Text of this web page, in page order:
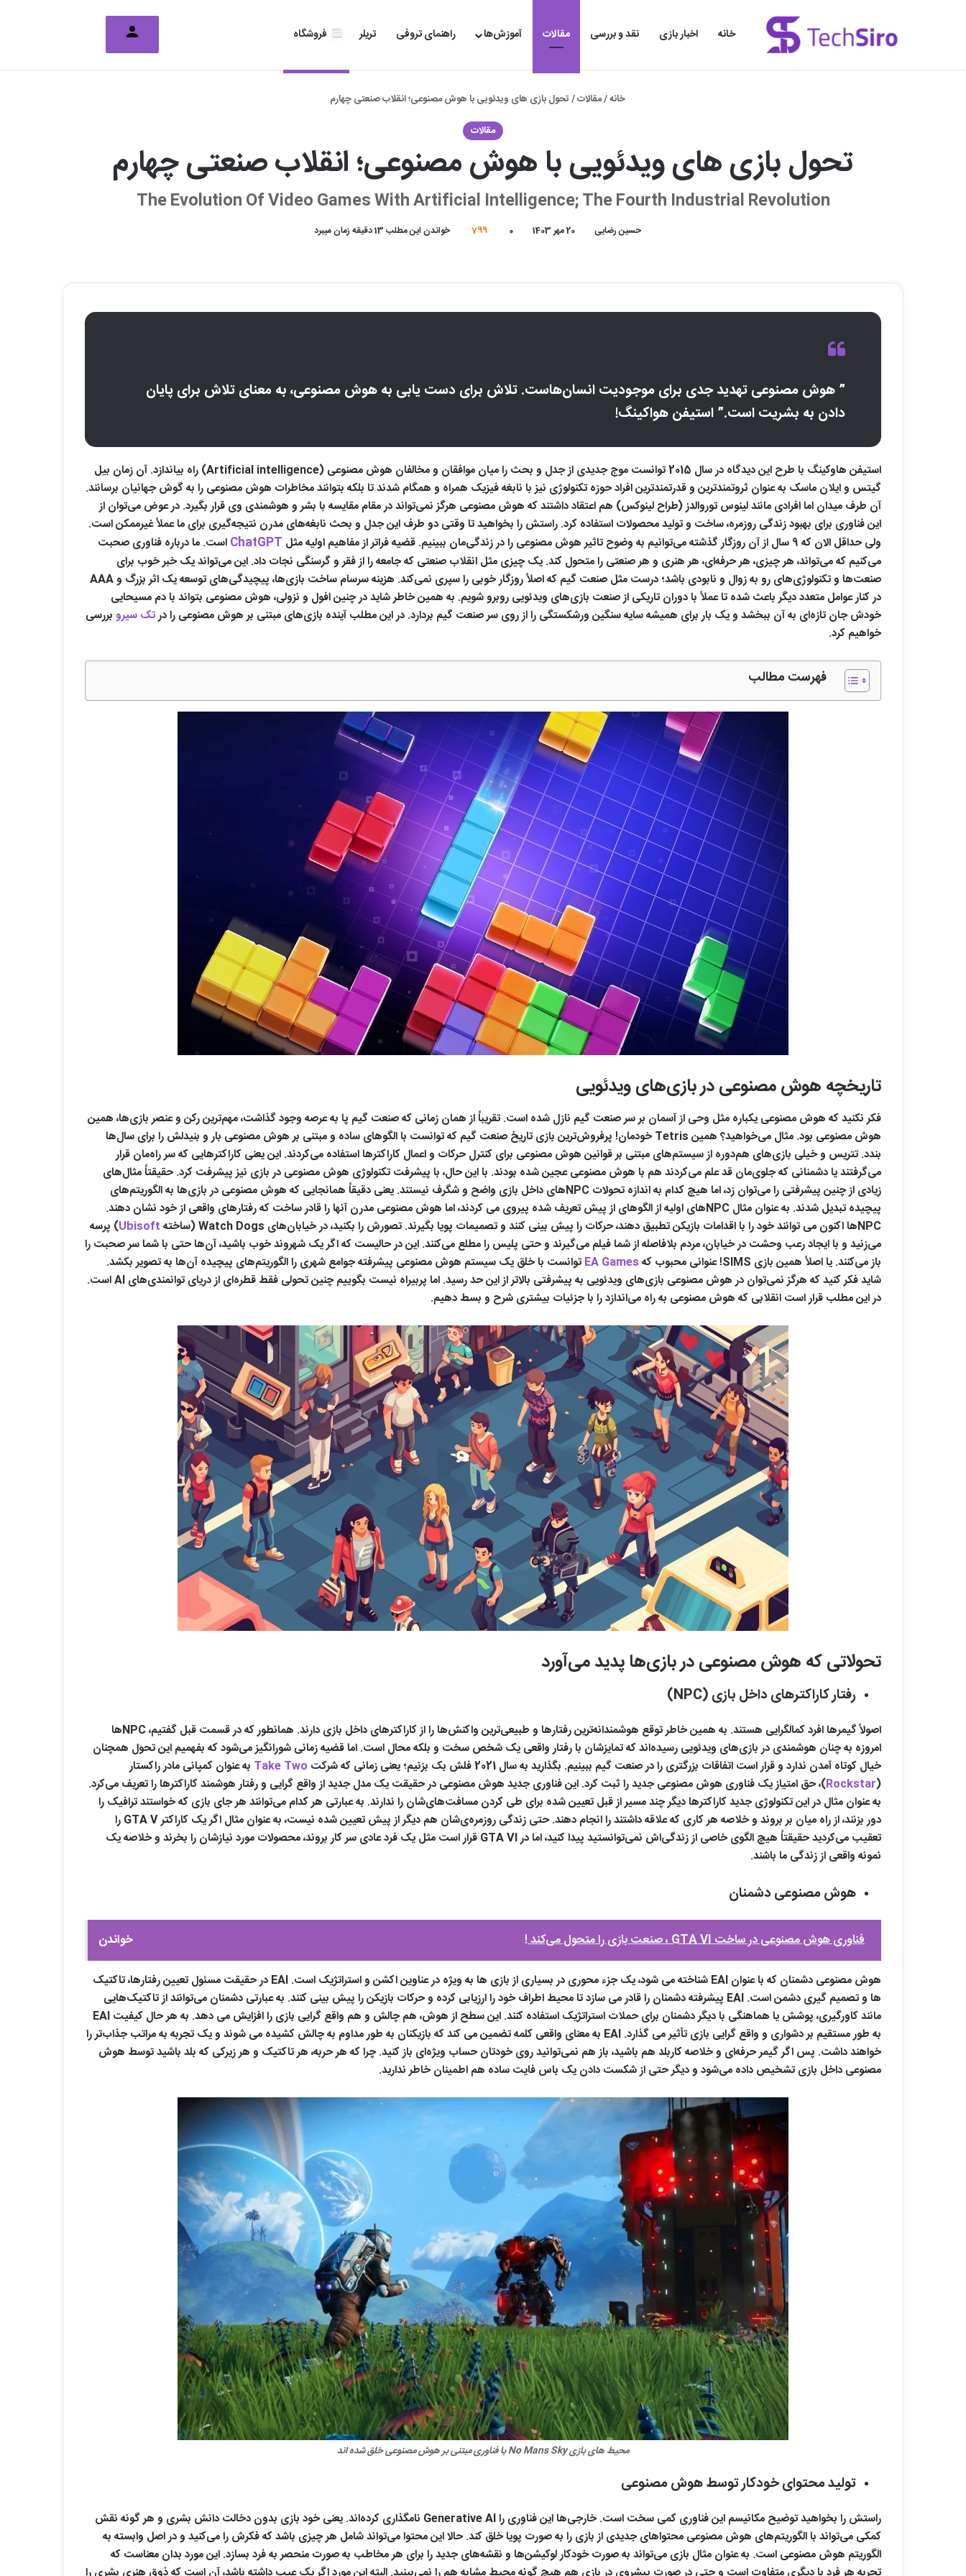
خانه اخبار بازی نقد و بررسی مقالات آموزش‌ها راهنمای تروفی تریلر فروشگاه
خانه/مقالات/تحول بازی های ویدئویی با هوش مصنوعی؛ انقلاب صنعتی چهارم
مقالات
تحول بازی های ویدئویی با هوش مصنوعی؛ انقلاب صنعتی چهارم
The Evolution Of Video Games With Artificial Intelligence; The Fourth Industrial Revolution
حسین رضایی 20 مهر 1403 0
799 خواندن این مطلب 13 دقیقه زمان میبرد
” هوش مصنوعی تهدید جدی برای موجودیت انسان‌هاست. تلاش برای دست یابی به هوش‌ مصنوعی، به معنای تلاش برای پایان
دادن به بشریت است.” استیفن هواکینگ!
استیفن هاوکینگ با طرح این دیدگاه در سال 2015 توانست موج جدیدی از جدل و بحث را میان موافقان و مخالفان هوش مصنوعی (Artificial intelligence) راه بیاندازد. آن زمان بیل
گیتس و ایلان ماسک به عنوان ثروتمندترین و قدرتمندترین افراد حوزه تکنولوژی نیز با نابغه فیزیک همراه و همگام شدند تا بلکه بتوانند مخاطرات هوش مصنوعی را به گوش جهانیان برسانند.
آن طرف میدان اما افرادی مانند لینوس توروالدز (طراح لینوکس) هم اعتقاد داشتند که هوش مصنوعی هرگز نمی‌تواند در مقام مقایسه با بشر و هوشمندی وی قرار بگیرد. در عوض می‌توان از
این فناوری برای بهبود زندگی روزمره، ساخت و تولید محصولات استفاده کرد. راستش را بخواهید تا وقتی دو طرف این جدل و بحث نابغه‌های مدرن نتیجه‌گیری برای ما عملاً غیرممکن است.
ولی حداقل الان که 9 سال از آن روزگار گذشته می‌توانیم به وضوح تاثیر هوش مصنوعی را در زندگی‌مان ببینیم. قضیه فراتر از مفاهیم اولیه مثل
ChatGPT است. ما درباره فناوری صحبت
می‌کنیم که می‌تواند، هر چیزی، هر حرفه‌ای، هر هنری و هر صنعتی را متحول کند. یک چیزی مثل انقلاب صنعتی که جامعه را از فقر و گرسنگی نجات داد. این می‌تواند یک خبر خوب برای
صنعت‌ها و تکنولوژی‌های رو به زوال و نابودی باشد؛ درست مثل صنعت گیم که اصلاً روزگار خوبی را سپری نمی‌کند. هزینه سرسام ساخت بازی‌ها، پیچیدگی‌های توسعه یک اثر بزرگ و AAA
در کنار عوامل متعدد دیگر باعث شده تا عملاً با دوران تاریکی از صنعت بازی‌های ویدئویی روبرو شویم. به همین خاطر شاید در چنین افول و نزولی، هوش مصنوعی بتواند با دم مسیحایی
خودش جان تازه‌ای به آن ببخشد و یک بار برای همیشه سایه سنگین ورشکستگی را از روی سر صنعت گیم بردارد. در این مطلب آینده بازی‌های مبتنی بر هوش مصنوعی را درتک سیرو بررسی
خواهیم کرد.
فهرست مطالب
تاریخچه هوش مصنوعی در بازی‌های ویدئویی
فکر نکنید که هوش مصنوعی یکباره مثل وحی از آسمان بر سر صنعت گیم نازل شده است. تقریباً از همان زمانی که صنعت گیم پا به عرصه وجود گذاشت، مهم‌ترین رکن و عنصر بازی‌ها، همین
هوش مصنوعی بود. مثال می‌خواهید؟ همین Tetris خودمان! پرفروش‌ترین بازی‌ تاریخ صنعت گیم که توانست با الگوهای ساده و مبتنی بر هوش مصنوعی بار و بنیدلش را برای سال‌ها
بندد. تتریس و خیلی بازی‌‌های هم‌دوره از سیستم‌های مبتنی بر قوانین هوش مصنوعی برای کنترل حرکات و اعمال کاراکتر‌ها استفاده می‌کردند. این یعنی کاراکترهایی که سر راه‌مان قرار
می‌گرفتند یا دشمنانی که جلوی‌مان قد علم می‌کردند هم با هوش مصنوعی عجین شده بودند. با این حال، با پیشرفت تکنولوژی هوش مصنوعی در بازی نیز پیشرفت کرد. حقیقتاً مثال‌های
زیادی از چنین پیشرفتی را می‌توان زد، اما هیچ کدام به اندازه تحولات NPCهای داخل بازی واضح و شگرف نیستند. یعنی دقیقاً همانجایی که هوش مصنوعی در بازی‌ها به الگوریتم‌های
پیچیده تبدیل شدند. به عنوان مثال NPCهای اولیه از الگوهای از پیش تعریف شده پیروی می کردند، اما هوش مصنوعی مدرن آنها را قادر ساخت که رفتارهای واقعی از خود نشان دهند.
NPCها اکنون می توانند خود را با اقدامات بازیکن تطبیق دهند، حرکات را پیش بینی کنند و تصمیمات پویا بگیرند. تصورش را بکنید، در خیابان‌های Watch Dogs (ساخته
Ubisoft) پرسه
می‌زنید و با ایجاد رعب وحشت در خیابان، مردم بلافاصله از شما فیلم می‌گیرند و حتی پلیس را مطلع می‌کنند. این در حالیست که اگر یک شهروند خوب باشید، آن‌ها حتی با شما سر صحبت را
باز می‌کنند. یا اصلاً همین بازی SIMS! عنوانی محبوب که
EA Games توانست با خلق یک سیستم هوش مصنوعی پیشرفته جوامع شهری را الگوریتم‌های پیچیده آن‌ها به تصویر بکشد.
شاید فکر کنید که هرگز نمی‌توان در هوش مصنوعی بازی‌های ویدئویی به پیشرفتی بالاتر از این حد رسید. اما پربیراه نیست بگوییم چنین تحولی فقط قطره‌ای از دریای توانمندی‌های AI است.
در این مطلب قرار است انقلابی که هوش مصنوعی به راه می‌اندازد را با جزئیات بیشتری شرح و بسط دهیم.
تحولاتی که هوش مصنوعی در بازی‌ها پدید می‌آورد
رفتار کاراکترهای داخل بازی (NPC)
اصولاً گیمرها افرد کمالگرایی هستند. به همین خاطر توقع هوشمندانه‌ترین رفتارها و طبیعی‌ترین واکنش‌ها را از کاراکترهای داخل بازی دارند. همانطور که در قسمت قبل گفتیم، NPCها
امروزه به چنان هوشمندی در بازی‌های ویدئویی رسیده‌اند که تمایزشان با رفتار واقعی یک شخص سخت و بلکه محال است. اما قضیه زمانی شورانگیز می‌شود که بفهمیم این تحول همچنان
خیال کوتاه آمدن ندارد و قرار است اتفاقات بزرگتری را در صنعت گیم ببینیم. بگذارید به سال 2021 فلش بک بزنیم؛ یعنی زمانی که شرکت
Take Two به عنوان کمپانی مادر راکستار
(
Rockstar)، حق امتیاز یک فناوری هوش مصنوعی جدید را ثبت کرد. این فناوری جدید هوش مصنوعی در حقیقت یک مدل جدید از واقع گرایی و رفتار هوشمند کاراکترها را تعریف می‌کرد.
به عنوان مثال در این تکنولوژی جدید کاراکترها دیگر چند مسیر از قبل تعیین شده برای طی کردن مسافت‌های‌شان را ندارند. به عبارتی هر کدام می‌توانند هر جای بازی که خواستند ترافیک را
دور بزنند، از راه میان بر بروند و خلاصه هر کاری که علاقه داشتند را انجام دهند. حتی زندگی روزمره‌ی‌شان هم دیگر از پیش تعیین شده نیست، به عنوان مثال اگر یک کاراکتر GTA V را
تعقیب می‌کردید حقیقتاً هیچ الگوی خاصی از زندگی‌اش نمی‌توانستید پیدا کنید، اما در GTA VI قرار است مثل یک فرد عادی سر کار بروند، محصولات مورد نیازشان را بخرند و خلاصه یک
نمونه واقعی از زندگی ما باشند.
هوش مصنوعی دشمنان
خواندن فناوری هوش مصنوعی در ساخت GTA VI ، صنعت بازی را متحول می‌کند !
هوش مصنوعی دشمنان که با عنوان EAI شناخته می شود، یک جزء محوری در بسیاری از بازی ها به ویژه در عناوین اکشن و استراتژیک است. EAI در حقیقت مسئول تعیین رفتارها، تاکتیک
ها و تصمیم گیری دشمن است. EAI پیشرفته دشمنان را قادر می سازد تا محیط اطراف خود را ارزیابی کرده و حرکات بازیکن را پیش بینی کنند. به عبارتی دشمنان می‌توانند از تاکتیک‌هایی
مانند کاورگیری، پوشش یا هماهنگی با دیگر دشمنان برای حملات استراتژیک استفاده کنند. این سطح از هوش، هم‌ چالش و هم واقع گرایی بازی را افزایش می دهد. به هر حال کیفیت EAI
به طور مستقیم بر دشواری و واقع گرایی بازی تأثیر می گذارد. EAI به معنای واقعی کلمه تضمین می کند که بازیکنان به طور مداوم به چالش کشیده می شوند و یک تجربه به مراتب جذاب‌تر را
خواهند داشت. پس اگر گیمر حرفه‌ای و خلاصه کاربلد هم باشید، باز هم نمی‌توانید روی خودتان حساب ویژه‌ای باز کنید. چرا که هر حربه، هر تاکتیک و هر زیرکی که بلد باشید توسط هوش
مصنوعی داخل بازی تشخیص داده می‌شود و دیگر حتی از شکست دادن یک باس فایت‌ ساده هم اطمینان خاطر ندارید.
محیط های بازی No Mans Sky با فناوری مبتنی بر هوش مصنوعی خلق شده اند
تولید محتوای خودکار توسط هوش مصنوعی
راستش را بخواهید توضیح مکانیسم این فناوری کمی سخت است. خارجی‌ها این فناوری را Generative AI نامگذاری کرده‌اند. یعنی خود بازی بدون دخالت دانش بشری و هر گونه نقش
کمکی می‌تواند با الگوریتم‌های هوش مصنوعی محتواهای جدیدی از بازی را به صورت پویا خلق کند. حالا این محتوا می‌تواند شامل هر چیزی باشد که فکرش را می‌کنید و در اصل وابسته به
الگوریتم هوش مصنوعی است. به عنوان مثال بازی می‌تواند به صورت خودکار لوکیشن‌ها و نقشه‌های جدید را برای هر مخاطب به صورت منحصر به فرد بسازد. این مورد بدان معناست که